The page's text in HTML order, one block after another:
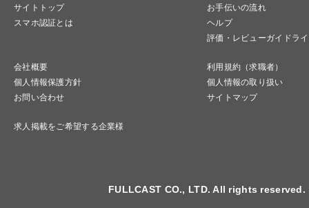
サイトトップ
お手伝いの流れ
スマホ認証とは
ヘルプ
評価・レビューガイドラ
会社概要
利用規約（求職者）
個人情報保護方針
個人情報の取り扱い
お問い合わせ
サイトマップ
求人掲載をご希望する企業様
FULLCAST CO., LTD. All rights reserved.